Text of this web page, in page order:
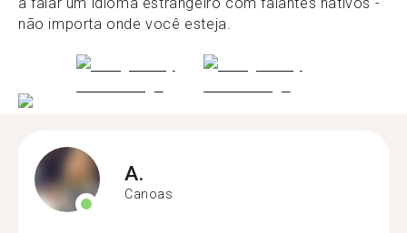
não importa onde você esteja.
A.
Canoas